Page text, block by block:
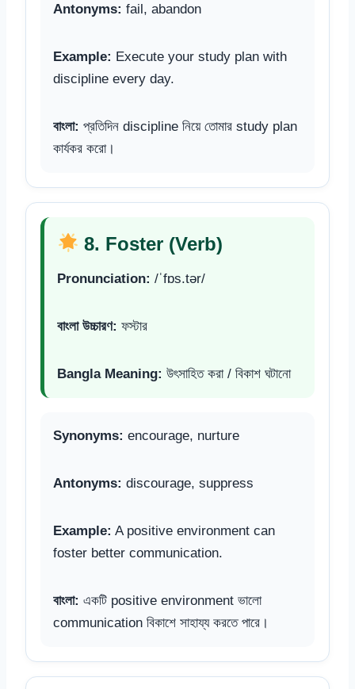
Antonyms: fail, abandon
Example: Execute your study plan with
discipline every day.
বাংলা: প্রতিদিন discipline নিয়ে তোমার study plan
কার্যকর করো।
8. Foster (Verb)
Pronunciation: /ˈfɒs.tər/
বাংলা উচ্চারণ: ফস্টার
Bangla Meaning: উৎসাহিত করা / বিকাশ ঘটানো
Synonyms: encourage, nurture
Antonyms: discourage, suppress
Example: A positive environment can
foster better communication.
বাংলা: একটি positive environment ভালো
communication বিকাশে সাহায্য করতে পারে।